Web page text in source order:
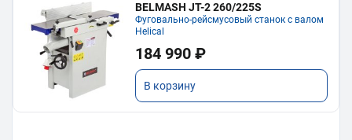
BELMASH JT-2 260/225S
Фуговально-рейсмусовый станок с валом
Helical
184 990 ₽
В корзину